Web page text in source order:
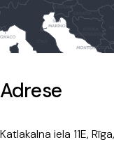
Adrese
Katlakalna iela 11E,